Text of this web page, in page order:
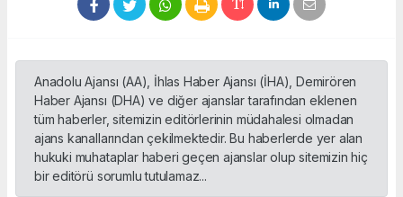
Anadolu Ajansı (AA), İhlas Haber Ajansı (İHA), Demirören
Haber Ajansı (DHA) ve diğer ajanslar tarafından eklenen
tüm haberler, sitemizin editörlerinin müdahalesi olmadan
ajans kanallarından çekilmektedir. Bu haberlerde yer alan
hukuki muhataplar haberi geçen ajanslar olup sitemizin hiç
bir editörü sorumlu tutulamaz...